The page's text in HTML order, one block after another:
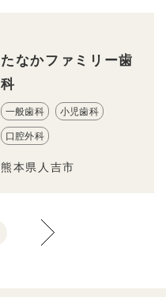
たなかファミリー歯
科
一般歯科 小児歯科
口腔外科
熊本県人吉市